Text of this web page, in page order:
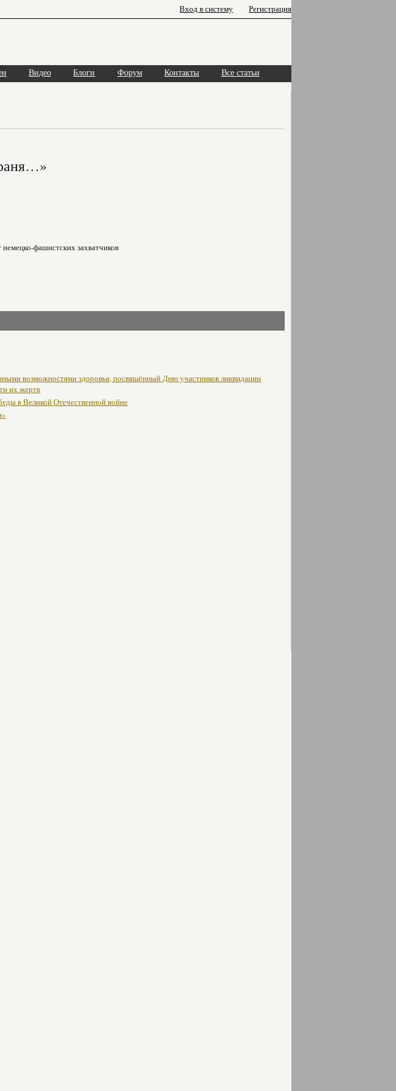
Вход в систему Регистрация
Видео Блоги Форум Контакты Все статьи
фашистских захватчиков
возможностями здоровья, посвящённый Дню участников ликвидации
их жертв
в Великой Отечественной войне